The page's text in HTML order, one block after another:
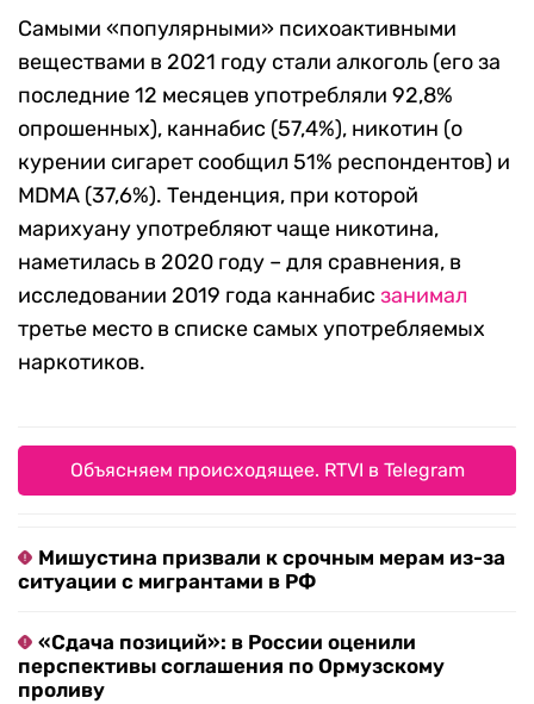
Самыми «популярными» психоактивными
веществами в 2021 году стали алкоголь (его за
последние 12 месяцев употребляли 92,8%
опрошенных), каннабис (57,4%), никотин (о
курении сигарет сообщил 51% респондентов) и
MDMA (37,6%). Тенденция, при которой
марихуану употребляют чаще никотина,
наметилась в 2020 году – для сравнения, в
исследовании 2019 года каннабис занимал
третье место в списке самых употребляемых
наркотиков.
Объясняем происходящее. RTVI в Telegram
Мишустина призвали к срочным мерам из-за
ситуации с мигрантами в РФ
«Сдача позиций»: в России оценили
перспективы соглашения по Ормузскому
проливу